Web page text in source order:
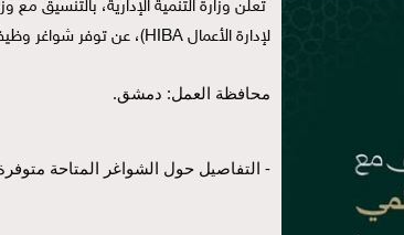
لإدارة الأعمال HIBA)، عن توفر شواغر وظيفية.
محافظة العمل: دمشق.
- التفاصيل حول الشواغر المتاحة